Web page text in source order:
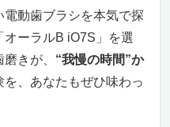
動歯ブラシを本気で探
オーラルB iO7S」を選
きが、 “我慢の時間”か
を、あなたもぜひ味わっ